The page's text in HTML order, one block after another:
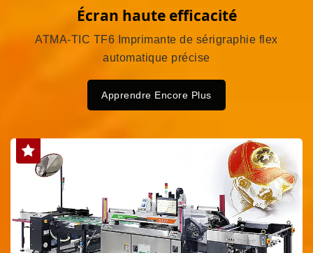
Écran haute efficacité
ATMA-TIC TF6 Imprimante de sérigraphie flex
automatique précise
Apprendre Encore Plus